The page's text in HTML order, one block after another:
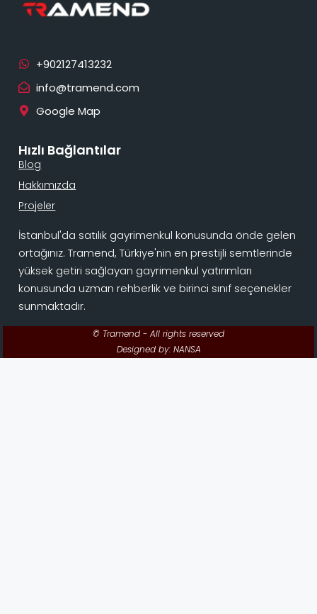
info@tramend.com
Google Map
Hızlı Bağlantılar
Blog
Hakkımızda
Projeler
İstanbul'da satılık gayrimenkul konusunda önde gelen
ortağınız. Tramend, Türkiye'nin en prestijli semtlerinde
yüksek getiri sağlayan gayrimenkul yatırımları
konusunda uzman rehberlik ve birinci sınıf seçenekler
sunmaktadır.
© Tramend - All rights reserved
Designed by: NANSA